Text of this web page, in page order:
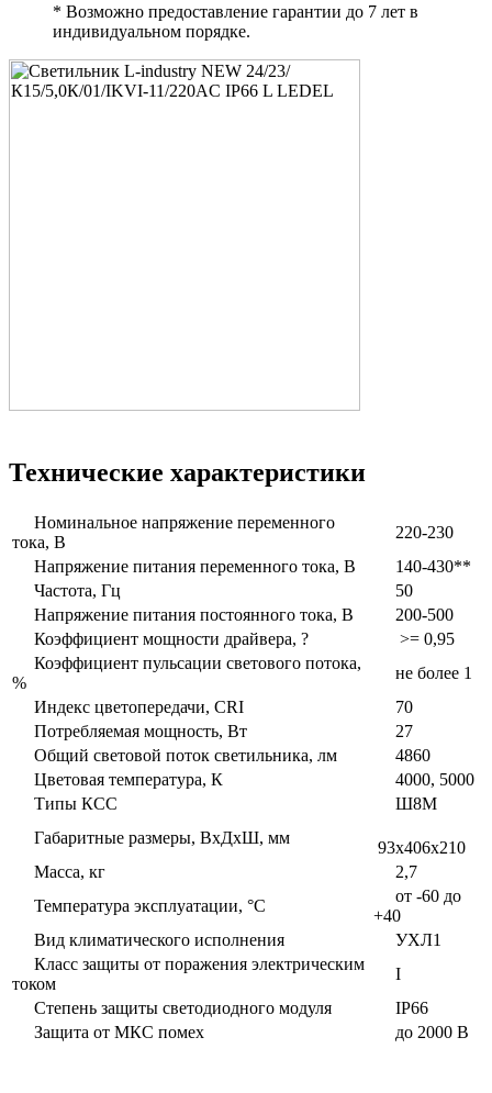
* Возможно предоставление гарантии до 7 лет в
индивидуальном порядке.
Технические характеристики
Номинальное напряжение переменного
тока, В
220-230
Напряжение питания переменного тока, В
140-430**
Частота, Гц
50
Напряжение питания постоянного тока, В
200-500
Коэффициент мощности драйвера, ?
>= 0,95
Коэффициент пульсации светового потока,
%
не более 1
Индекс цветопередачи, CRI
70
Потребляемая мощность, Вт
27
Общий световой поток светильника, лм
4860
Цветовая температура, К
4000, 5000
Типы КСС
Ш8М
Габаритные размеры, ВxДxШ, мм
93x406x210
Масса, кг
2,7
Температура эксплуатации, °С
от -60 до
+40
Вид климатического исполнения
УХЛ1
Класс защиты от поражения электрическим
током
I
Степень защиты светодиодного модуля
IP66
Защита от МКС помех
до 2000 В